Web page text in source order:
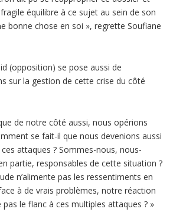
équilibre à ce sujet au sein de son
bonne chose en soi », regrette Soufiane
(opposition) se pose aussi de
sur la gestion de cette crise du côté
de notre côté aussi, nous opérions
se fait-il que nous devenions aussi
attaques ? Sommes-nous, nous-
partie, responsables de cette situation ?
n’alimente pas les ressentiments en
à de vrais problèmes, notre réaction
pas le flanc à ces multiples attaques ? »